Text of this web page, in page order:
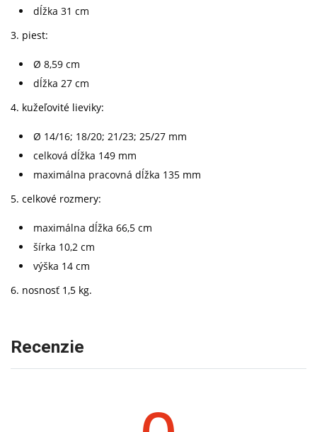
dĺžka 31 cm
3. piest:
Ø 8,59 cm
dĺžka 27 cm
4. kužeľovité lieviky:
Ø 14/16; 18/20; 21/23; 25/27 mm
celková dĺžka 149 mm
maximálna pracovná dĺžka 135 mm
5. celkové rozmery:
maximálna dĺžka 66,5 cm
šírka 10,2 cm
výška 14 cm
6. nosnosť 1,5 kg.
Recenzie